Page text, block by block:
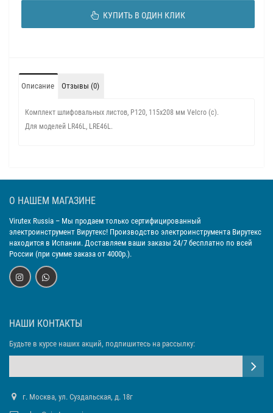
КУПИТЬ В ОДИН КЛИК
Описание Отзывы (0)
Комплект шлифовальных листов, P120, 115x208 мм Velcro (c).
Для моделей LR46L, LRE46L.
О НАШЕМ МАГАЗИНЕ
Virutex Russia – Мы продаем только сертифицированный
электроинструмент Вирутекс! Производство электроинструмента Вирутекс
находится в Испании. Доставляем ваши заказы 24/7 бесплатно по всей
России (при сумме заказа от 4000р.).
НАШИ КОНТАКТЫ
Будьте в курсе наших акций, подпишитесь на рассылку:
г. Москва, ул. Суздальская, д. 18г